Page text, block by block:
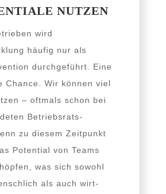
NUTZEN
wird
häu­fig nur als
durch­ge­führt. Eine
Chance. Wir kön­nen viel
– oft­mals schon bei
Betriebsrats-
zu die­sem Zeitpunkt
Potential von Teams
was sich sowohl
als auch wirt­